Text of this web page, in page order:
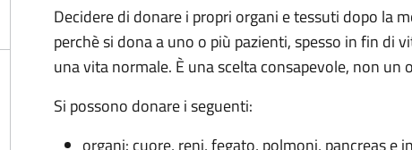
Decidere di donare i propri organi e tessuti dopo la
perchè si dona a uno o più pazienti, spesso in fin di
una vita normale. È una scelta consapevole, non un
Si possono donare i seguenti:
organi: cuore, reni, fegato, polmoni, pancreas e